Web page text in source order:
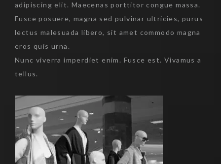
adipiscing elit. Maecenas porttitor congue massa.
Fusce posuere, magna sed pulvinar ultricies, purus
lectus malesuada libero, sit amet commodo magna
eros quis urna.
Nunc viverra imperdiet enim. Fusce est. Vivamus a
tellus.